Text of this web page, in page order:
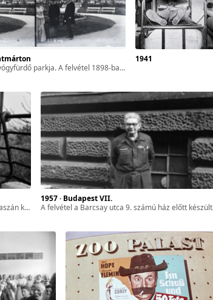
parkja. A felvétel 1898-ban készült.
1941
készült.
1957 · Budapest VII.
a felvétel a Barcsay utca 9. számú ház előtt készült. Burszán Sándor kávéfőzőgép-konstruktőr és -gyártó.